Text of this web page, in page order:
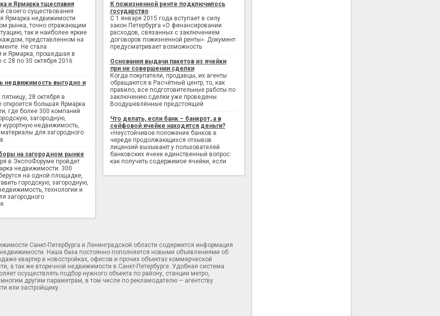
и Ярмарка тщеславия
своего существования
Ярмарка недвижимости
рынка, точно отражающим
так и наиболее яркие
представленном на
Не стала
и Ярмарка, прошедшая в
28 по 30 октября 2016
недвижимость выгодно и
28 октября в
большая Ярмарка
где более 300 компаний
загородную,
курортную недвижимость,
для загородного
на загородном рынке
в ЭкспоФоруме пройдет
недвижимости. 300
на одной площадке,
городскую, загородную,
технологии и
загородного
К пожизненной ренте подключилось
государство
С 1 января 2015 года вступает в силу
закон Петербурга «О финансировании
расходов, связанных с заключением
договоров пожизненной ренты». Документ
предусматривает возможность
Основания выдачи пакетов из ячейки
при не совершении сделки
Когда покупатели, продавцы, их агенты
обращаются в Расчётный центр, то, как
правило, все подготовительные работы по
заключению сделки уже проведены.
Воодушевлённые предстоящей
Что делать, если банк – банкрот, а в
сейфовой ячейке находятся деньги?
«Неустойчивое положение банков в
череде продолжающихся отзывов
лицензий вызывают у пользователей
банковских ячеек единственный вопрос:
как получить содержимое ячейки, если
Санкт-Петербурга и Ленинградской области содержится информация
недвижимости. Наша база постоянно пополняется новыми объявлениями об
квартир в новостройках, офисов и прочих объектах коммерческой
а так же вторичной недвижимости в Санкт-Петербурге. Удобная система
осуществлять подбор нужного объекта по району, станции метро,
другим параметрам, в том числе по рекламодателю — агентству
или застройщику.